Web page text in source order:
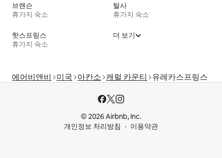
브랜슨
휴가지 숙소
털사
휴가지 숙소
핫스프링스
휴가지 숙소
더 보기
에어비앤비 미국 아칸소 캐럴 카운티 유레카스프링스
© 2026 Airbnb, Inc.
개인정보 처리방침
이용약관